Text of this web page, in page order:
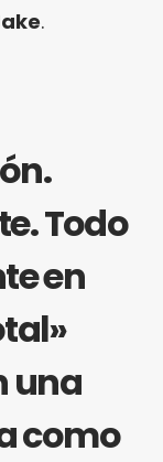
.
Todo
en
una
como